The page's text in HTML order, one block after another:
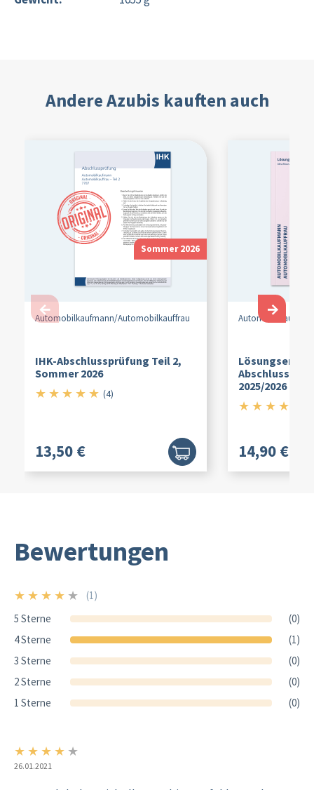
Andere Azubis kauften auch
Sommer 2026
Automobilkaufmann/Automobilkauffrau
IHK-Abschlussprüfung Teil 2,
Sommer 2026
★ ★ ★ ★ ★5/5
(4)
13,50 €
2025/2026
★ ★ ★ ★
14,90 €
← →
Bewertungen
★ ★ ★ ★ ★ 4/5
(1)
5 Sterne
(0)
4 Sterne
(1)
3 Sterne
(0)
2 Sterne
(0)
1 Sterne
(0)
★ ★ ★ ★ ★
26.01.2021